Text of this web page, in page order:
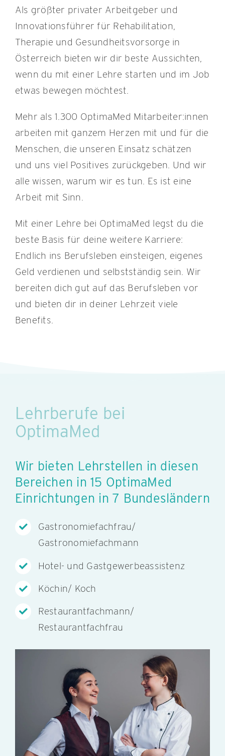
Als größter privater Arbeitgeber und
Innovationsführer für Rehabilitation,
Therapie und Gesundheitsvorsorge in
Österreich bieten wir dir beste Aussichten,
wenn du mit einer Lehre starten und im Job
etwas bewegen möchtest.
Mehr als 1.300 OptimaMed Mitarbeiter:innen
arbeiten mit ganzem Herzen mit und für die
Menschen, die unseren Einsatz schätzen
und uns viel Positives zurückgeben. Und wir
alle wissen, warum wir es tun. Es ist eine
Arbeit mit Sinn.
Mit einer Lehre bei OptimaMed legst du die
beste Basis für deine weitere Karriere:
Endlich ins Berufsleben einsteigen, eigenes
Geld verdienen und selbstständig sein. Wir
bereiten dich gut auf das Berufsleben vor
und bieten dir in deiner Lehrzeit viele
Benefits.
Lehrberufe bei
OptimaMed
Wir bieten Lehrstellen in diesen
Bereichen in 15 OptimaMed
Einrichtungen in 7 Bundesländern
Gastronomiefachfrau/
Gastronomiefachmann
Hotel- und Gastgewerbeassistenz
Köchin/ Koch
Restaurantfachmann/
Restaurantfachfrau